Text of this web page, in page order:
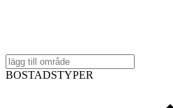
BOSTADSTYPER